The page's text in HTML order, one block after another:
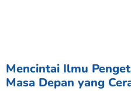
Mencintai Ilmu
Masa Depan yang